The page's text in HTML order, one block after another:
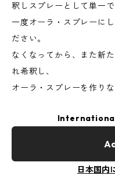
釈しスプレーとして単一
一度オーラ・スプレーに
ださい。
なくなってから、また新
れ希釈し、
オーラ・スプレーを作り
日本国内